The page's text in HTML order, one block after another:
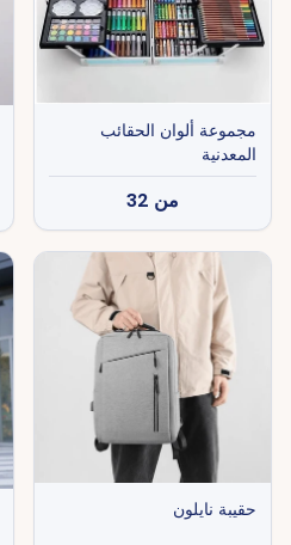
مجموعة ألوان الحقائب
المعدنية
من 32
حقيبة نايلون